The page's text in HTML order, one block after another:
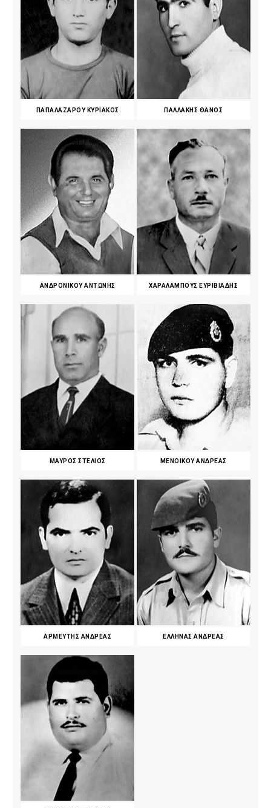
ΠΑΠΑΛΑΖΑΡΟΥ ΚΥΡΙΑΚΟΣ ΠΑΛΛΑΚΗΣ ΘΑΝΟΣ
ΑΝΔΡΟΝΙΚΟΥ ΑΝΤΩΝΗΣ ΧΑΡΑΛΑΜΠΟΥΣ ΕΥΡΙΒΙΑΔΗΣ
ΜΑΥΡΟΣ ΣΤΕΛΙΟΣ ΜΕΝΟΙΚΟΥ ΑΝΔΡΕΑΣ
ΑΡΜΕΥΤΗΣ ΑΝΔΡΕΑΣ ΕΛΛΗΝΑΣ ΑΝΔΡΕΑΣ